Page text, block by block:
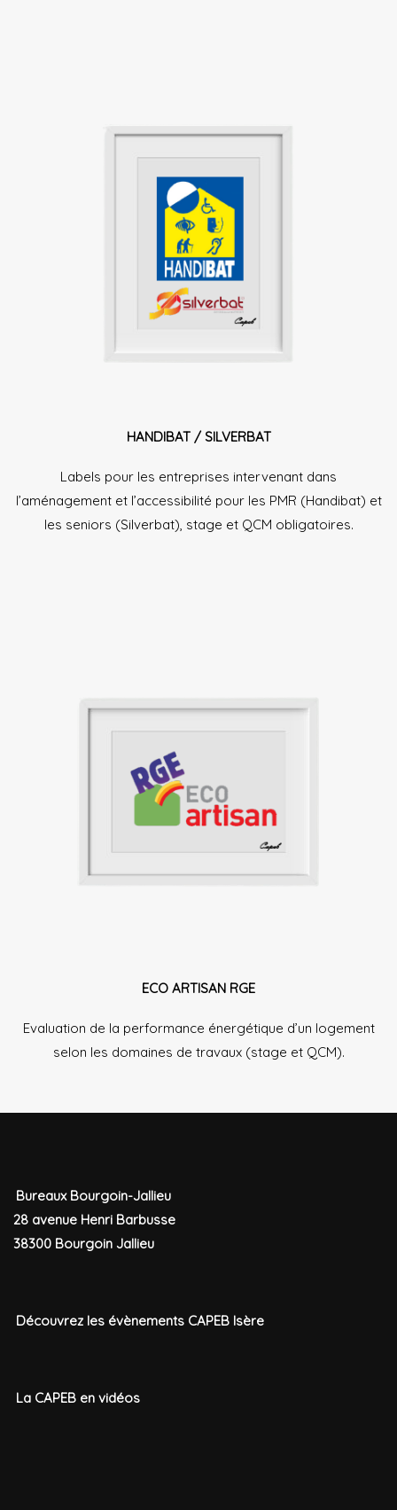
HANDIBAT / SILVERBAT
Labels pour les entreprises intervenant dans
l’aménagement et l’accessibilité pour les PMR (Handibat) et
les seniors (Silverbat), stage et QCM obligatoires.
ECO ARTISAN RGE
Evaluation de la performance énergétique d’un logement
selon les domaines de travaux (stage et QCM).
Bureaux Bourgoin-Jallieu
28 avenue Henri Barbusse
38300 Bourgoin Jallieu
Découvrez les évènements CAPEB Isère
La CAPEB en vidéos